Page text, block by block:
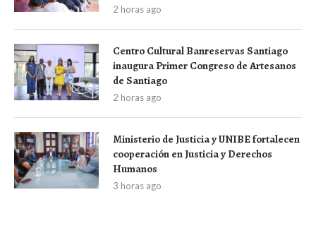
2 horas ago
Centro Cultural Banreservas Santiago
inaugura Primer Congreso de Artesanos
de Santiago
2 horas ago
Ministerio de Justicia y UNIBE fortalecen
cooperación en Justicia y Derechos
Humanos
3 horas ago